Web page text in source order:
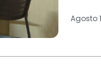
Agosto